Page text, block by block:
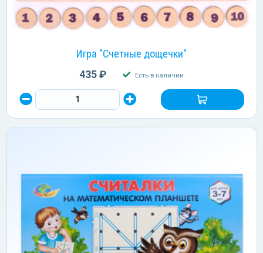
Игра "Счетные дощечки"
435 ₽ Есть в наличии